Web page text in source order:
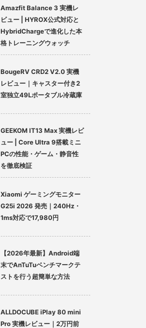
Amazfit Balance 3 実機レ
ビュー | HYROX公式対応と
HybridChargeで進化した本
格トレーニングウォッチ
BougeRV CRD2 V2.0 実機
レビュー｜キャスター付き2
室独立49Lポータブル冷蔵庫
GEEKOM IT13 Max 実機レビ
ュー | Core Ultra 9搭載ミニ
PCの性能・ゲーム・静音性
を徹底検証
Xiaomi ゲーミングモニター
G25i 2026 発売｜240Hz・
1ms対応で17,980円
【2026年最新】Android端
末でAnTuTuベンチマークテ
ストを行う超簡単な方法
ALLDOCUBE iPlay 80 mini
Pro 実機レビュー｜2万円前